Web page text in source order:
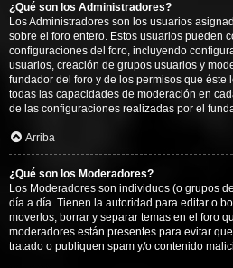
¿Qué son los Administradores?
Los Administradores son los usuarios
sobre el foro entero. Estos usuarios pueden
configuraciones del foro, incluyendo
usuarios, creación de grupos usuarios y
fundador del foro y de los permisos que éste
todas las capacidades de moderación en
de las configuraciones realizadas por el
Arriba
¿Qué son los Moderadores?
Los Moderadores son individuos (o grupos
día a día. Tienen la autoridad para editar o
moverlos, borrar y separar temas en el foro
moderadores están presentes para evitar
tratado o publiquen spam y/o contenido